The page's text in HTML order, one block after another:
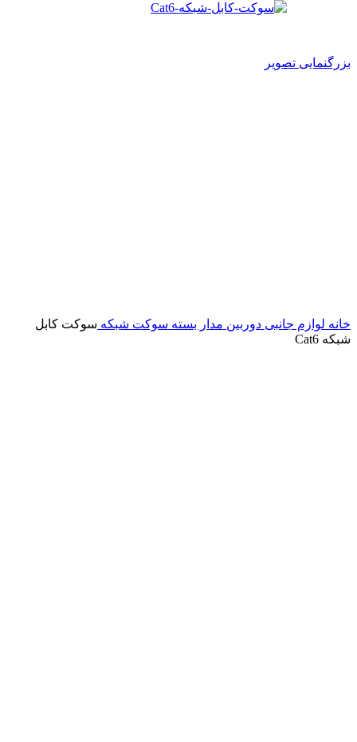
بزرگنمایی تصویر
خانه لوازم جانبی دوربین مدار بسته سوکت شبکه سوکت کابل
شبکه Cat6